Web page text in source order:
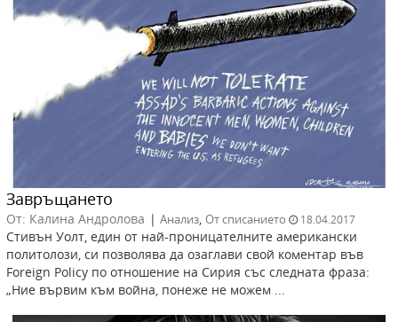
Завръщането
От: Калина Андролова | Анализ, От списанието 18.04.2017
Стивън Уолт, един от най-проницателните американски
политолози, си позволява да озаглави свой коментар във
Foreign Policy по отношение на Сирия със следната фраза:
„Ние вървим към война, понеже не можем ...